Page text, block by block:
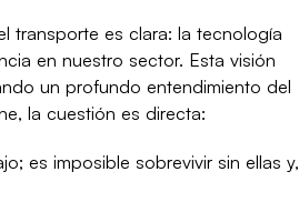
transporte es clara: la tecnología
en nuestro sector. Esta visión
un profundo entendimiento del
la cuestión es directa:
es imposible sobrevivir sin ellas y,